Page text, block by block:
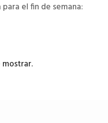
el fin de semana: